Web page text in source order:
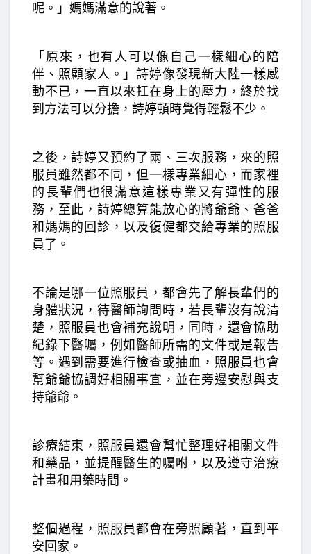
呢。」媽媽滿意的說著。
「原來，也有人可以像自己一樣細心的陪
伴、照顧家人。」詩婷像發現新大陸一樣感
動不已，一直以來扛在身上的壓力，終於找
到方法可以分擔，詩婷頓時覺得輕鬆不少。
之後，詩婷又預約了兩、三次服務，來的照
服員雖然都不同，但一樣專業細心，而家裡
的長輩們也很滿意這樣專業又有彈性的服
務，至此，詩婷總算能放心的將爺爺、爸爸
和媽媽的回診，以及復健都交給專業的照服
員了。
不論是哪一位照服員，都會先了解長輩們的
身體狀況，待醫師詢問時，若長輩沒有說清
楚，照服員也會補充說明，同時，還會協助
紀錄下醫囑，例如醫師所需的文件或是報告
等。遇到需要進行檢查或抽血，照服員也會
幫爺爺協調好相關事宜，並在旁邊安慰與支
持爺爺。
診療結束，照服員還會幫忙整理好相關文件
和藥品，並提醒醫生的囑咐，以及遵守治療
計畫和用藥時間。
整個過程，照服員都會在旁照顧著，直到平
安回家。